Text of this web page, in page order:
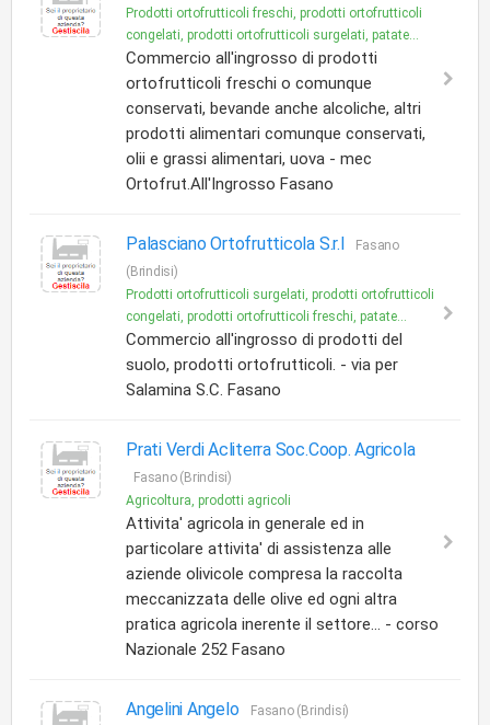
Prodotti ortofrutticoli freschi, prodotti ortofrutticoli
congelati, prodotti ortofrutticoli surgelati, patate...
Commercio all'ingrosso di prodotti
ortofrutticoli freschi o comunque
conservati, bevande anche alcoliche, altri
prodotti alimentari comunque conservati,
olii e grassi alimentari, uova - mec
Ortofrut.All'Ingrosso Fasano
Palasciano Ortofrutticola S.r.l
Fasano
(Brindisi)
Prodotti ortofrutticoli surgelati, prodotti ortofrutticoli
congelati, prodotti ortofrutticoli freschi, patate...
Commercio all'ingrosso di prodotti del
suolo, prodotti ortofrutticoli. - via per
Salamina S.C. Fasano
Prati Verdi Acliterra Soc.Coop. Agricola
Fasano (Brindisi)
Agricoltura, prodotti agricoli
Attivita' agricola in generale ed in
particolare attivita' di assistenza alle
aziende olivicole compresa la raccolta
meccanizzata delle olive ed ogni altra
pratica agricola inerente il settore... - corso
Nazionale 252 Fasano
Angelini Angelo
Fasano (Brindisi)